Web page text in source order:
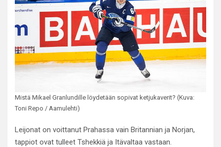
Mistä Mikael Granlundille löydetään sopivat ketjukaverit? (Kuva:
Toni Repo / Aamulehti)
Leijonat on voittanut Prahassa vain Britannian ja Norjan,
tappiot ovat tulleet Tshekkiä ja Itävaltaa vastaan.